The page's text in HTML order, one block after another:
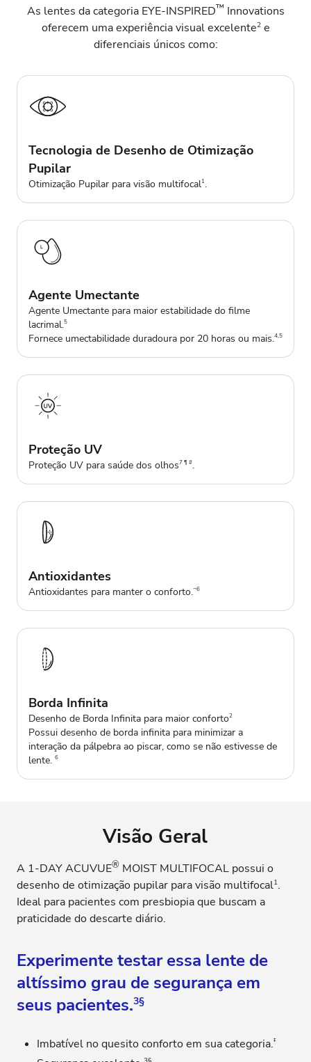
As lentes da categoria EYE-INSPIRED™ Innovations
oferecem uma experiência visual excelente2e
diferenciais únicos como:
Tecnologia de Desenho de Otimização
Pupilar
Otimização Pupilar para visão multifocal1.
Agente Umectante
Agente Umectante para maior estabilidade do filme
lacrimal.5
Fornece umectabilidade duradoura por 20 horas ou mais.4,5
Proteção UV
Proteção UV para saúde dos olhos7 ¶ #.
Antioxidantes
Antioxidantes para manter o conforto.¬6
Borda Infinita
Desenho de Borda Infinita para maior conforto2
Possui desenho de borda infinita para minimizar a
interação da pálpebra ao piscar, como se não estivesse de
lente. 6
Visão Geral
A 1-DAY ACUVUE® MOIST MULTIFOCAL possui o
desenho de otimização pupilar para visão multifocal1.
Ideal para pacientes com presbiopia que buscam a
praticidade do descarte diário.
Experimente testar essa lente de
altíssimo grau de segurança em
seus pacientes.3§
Imbatível no quesito conforto em sua categoria.‡
3§